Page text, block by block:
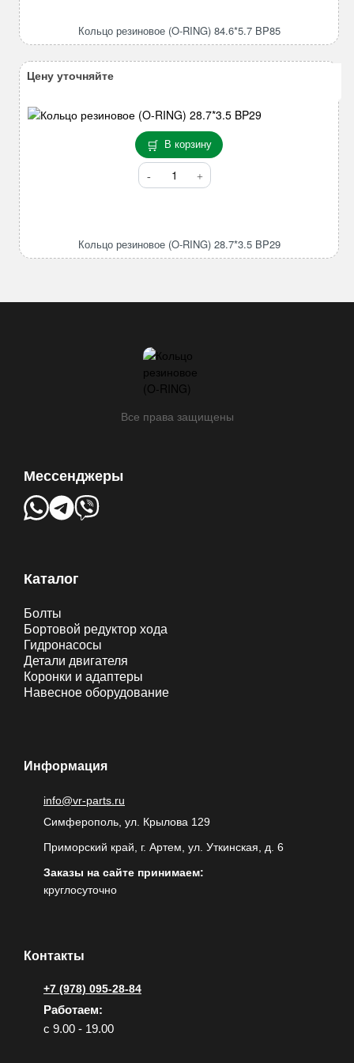
RING)
Кольцо резиновое (O-RING) 84.6*5.7 BP85
В корзину
Количество
товара
RING)
Кольцо резиновое (O-RING) 28.7*3.5 BP29
Цену уточняйте
Все права защищены
Мессенджеры
Каталог
Болты
Бортовой редуктор хода
Гидронасосы
Детали двигателя
Коронки и адаптеры
Навесное оборудование
Информация
info@vr-parts.ru
Симферополь, ул. Крылова 129
Приморский край, г. Артем, ул. Уткинская, д. 6
Заказы на сайте принимаем:
круглосуточно
Контакты
+7 (978) 095-28-84
Работаем:
с 9.00 - 19.00